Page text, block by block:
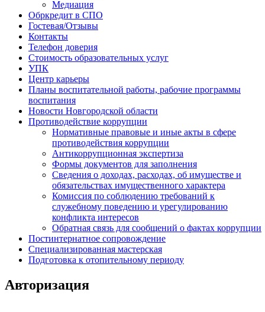
Медиация
Обркредит в СПО
Гостевая/Отзывы
Контакты
Телефон доверия
Стоимость образовательных услуг
УПК
Центр карьеры
Планы воспитательной работы, рабочие программы
воспитания
Новости Новгородской области
Противодействие коррупции
Нормативные правовые и иные акты в сфере
противодействия коррупции
Антикоррупционная экспертиза
Формы документов для заполнения
Сведения о доходах, расходах, об имуществе и
обязательствах имущественного характера
Комиссия по соблюдению требований к
служебному поведению и урегулированию
конфликта интересов
Обратная связь для сообщений о фактах коррупции
Постинтернатное сопровождение
Специализированная мастерская
Подготовка к отопительному периоду
Авторизация